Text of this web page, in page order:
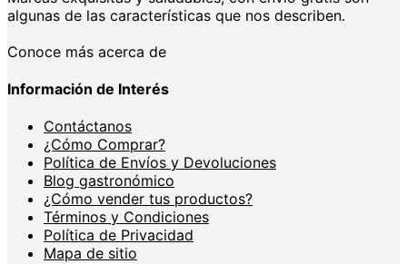
algunas de las características que nos describen.
Conoce más acerca de
Información de Interés
Contáctanos
¿Cómo Comprar?
Política de Envíos y Devoluciones
Blog gastronómico
¿Cómo vender tus productos?
Términos y Condiciones
Política de Privacidad
Mapa de sitio